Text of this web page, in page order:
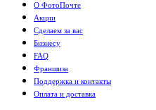
О ФотоПочте
Акции
Сделаем за вас
Бизнесу
FAQ
Франшиза
Поддержка и контакты
Оплата и доставка